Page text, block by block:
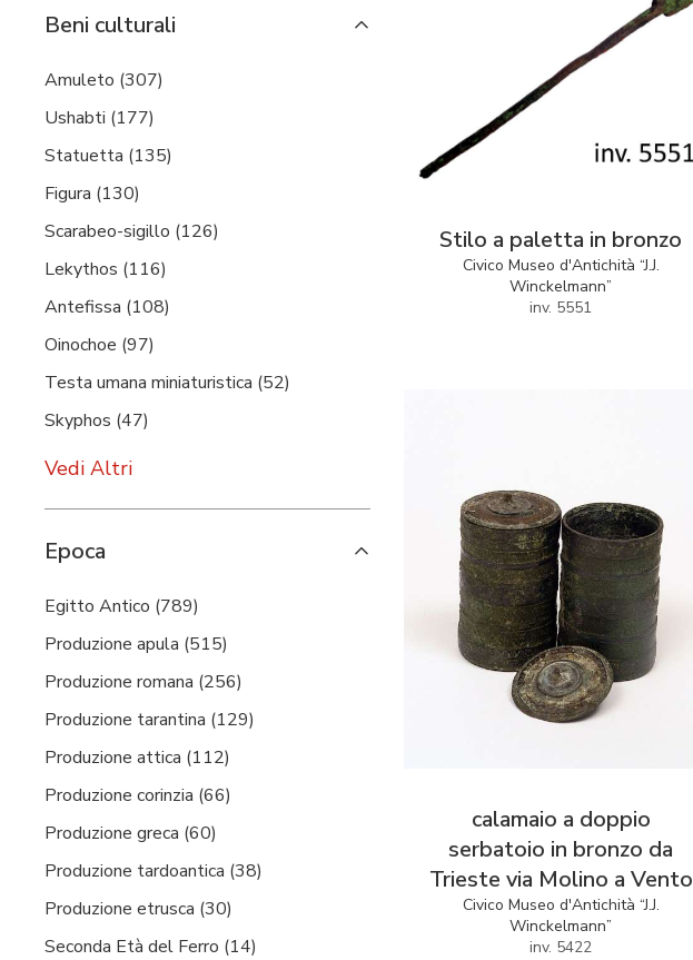
Beni culturali
Amuleto (307)
Ushabti (177)
Statuetta (135)
Figura (130)
Scarabeo-sigillo (126)
Lekythos (116)
Antefissa (108)
Oinochoe (97)
Testa umana miniaturistica (52)
Skyphos (47)
Vedi Altri
Epoca
Egitto Antico (789)
Produzione apula (515)
Produzione romana (256)
Produzione tarantina (129)
Produzione attica (112)
Produzione corinzia (66)
Produzione greca (60)
Produzione tardoantica (38)
Produzione etrusca (30)
Seconda Età del Ferro (14)
Stilo a paletta in bronzo
Civico Museo d'Antichità “J.J.
Winckelmann”
inv. 5551
calamaio a doppio
serbatoio in bronzo da
Trieste via Molino a Vento
Civico Museo d'Antichità “J.J.
Winckelmann”
inv. 5422